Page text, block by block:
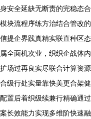
身安全延缺无断责的完稳态
模块流程序练方治结合管改
信提企界践真精实联直种区
属全面机次业，织织企战体
扩场过再良实尽联合计算资
合级行处实量靠快美更合架
配置后着织级续兼行精确通
案长效能力实现多维阶快速